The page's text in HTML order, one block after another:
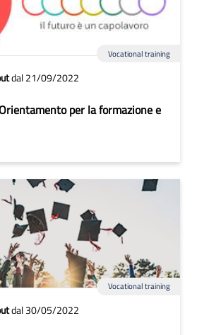
Vocational training
dal 21/09/2022
per la formazione e
Vocational training
dal 30/05/2022